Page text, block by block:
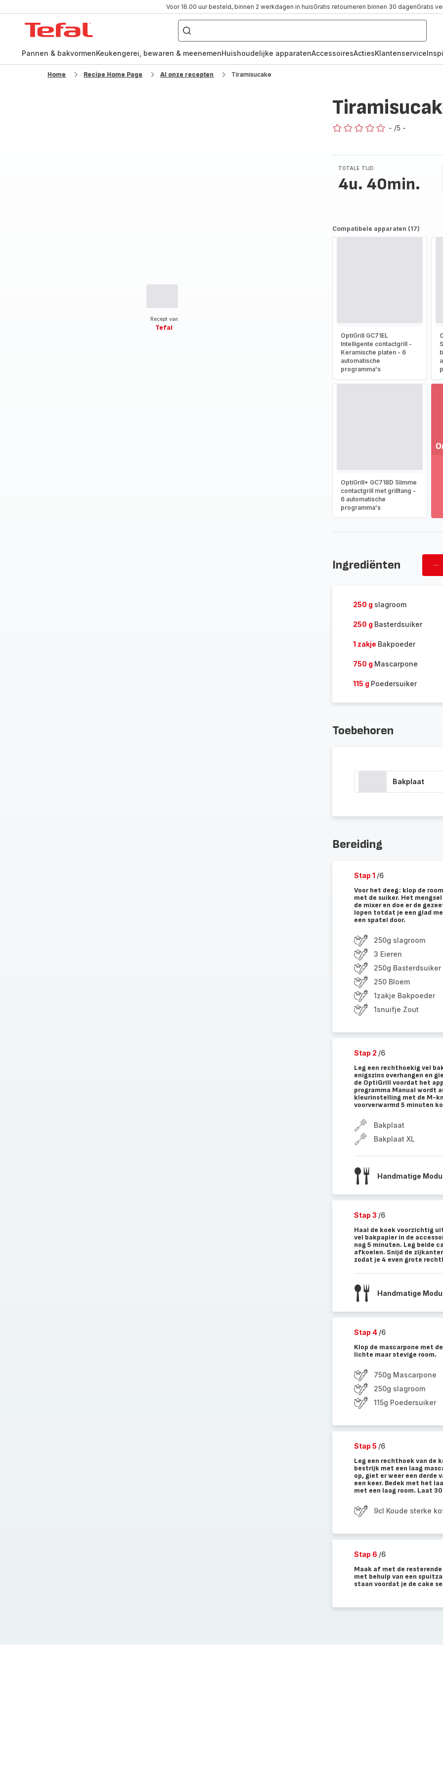
Voor 16.00 uur besteld, binnen 2 werkdagen in huisGratis retourneren binnen 30 dagenGratis
Waar
ben
naar
Pannen & bakvormenKeukengerei, bewaren & meenemenHuishoudelijke apparatenAccessoiresActiesKlantenservice
Home Recipe Home Page Al onze recepten Tiramisucake
Recept van
Tefal
- /5 -
TOTALE TIJD
4u. 40min.
Compatibele apparaten (17)
OptiGrill GC71EL
Intelligente contactgrill -
Keramische platen - 6
automatische
programma's
OptiGrill+ GC718D Slimme
contactgrill met grilltang -
6 automatische
programma's
Ingrediënten
250 g slagroom
250 g Basterdsuiker
1 zakje Bakpoeder
750 g Mascarpone
115 g Poedersuiker
Toebehoren
Bakplaat
Bereiding
Stap 1 /6
Voor het deeg: klop de
met de suiker. Het
de mixer en doe er de
lopen totdat je een glad
een spatel door.
250g slagroom
3 Eieren
250g Basterdsuiker
250 Bloem
1zakje Bakpoeder
1snuifje Zout
Stap 2 /6
Leg een rechthoekig vel
enigszins overhangen en
de OptiGrill voordat het
programma Manual wordt
kleurinstelling met de M-
voorverwarmd 5 minuten
Bakplaat
Bakplaat XL
Handmatige
Stap 3 /6
Haal de koek voorzichtig
vel bakpapier in de
nog 5 minuten. Leg beide
afkoelen. Snijd de
zodat je 4 even grote
Handmatige
Stap 4 /6
Klop de mascarpone met
lichte maar stevige room.
750g Mascarpone
250g slagroom
115g Poedersuiker
Stap 5 /6
Leg een rechthoek van de
bestrijk met een laag
op, giet er weer een derde
een keer. Bedek met het
met een laag room. Laat
9cl Koude sterke
Stap 6 /6
Maak af met de
met behulp van een
staan voordat je de cake